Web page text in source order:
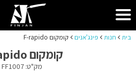
בית חנות פינג'אנים קומקום F-rapido
קומקום F-rapido
מק"ט: FF1007